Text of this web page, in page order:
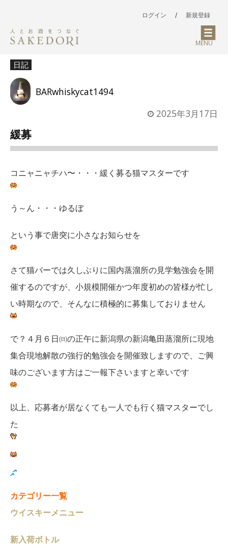
ログイン / 新規登録
MENU
日記
BARwhiskycat1494
2025年3月17日
緩募
コニャニャチハ〜・・・緩く募る猫マスターです
う～ん・・・ゆるぼ
という事で唐突に小さなお知らせを
さて猫バーでは久しぶりに国内蒸溜所の見学勉強会を開
催するのですが、小規模開催かつ年度初めの皆様が忙し
い時期なので、そんなに積極的に募集しておりません
で？４月６日㈰の正午に新潟県の新潟亀田蒸溜所に現地
集合現地解散の強行的勉強会を開催致しますので、ご興
味のございます方はご一報下さいますと幸いです
以上、応募者が居なくても一人でも行く猫マスターでし
た
カテゴリー一覧
ウイスキーメニュー
新入荷ボトル